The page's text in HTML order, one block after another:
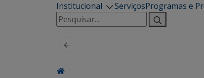
Institucional ServiçosProgramas e
Pesquisar
por: